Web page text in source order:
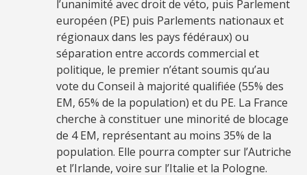
l’unanimité avec droit de véto, puis Parlement
européen (PE) puis Parlements nationaux et
régionaux dans les pays fédéraux) ou
séparation entre accords commercial et
politique, le premier n’étant soumis qu’au
vote du Conseil à majorité qualifiée (55% des
EM, 65% de la population) et du PE. La France
cherche à constituer une minorité de blocage
de 4 EM, représentant au moins 35% de la
population. Elle pourra compter sur l’Autriche
et l’Irlande, voire sur l’Italie et la Pologne.